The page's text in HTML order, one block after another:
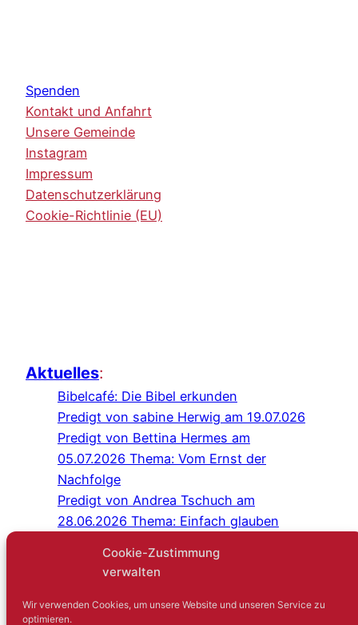
Cookie-Zustimmung
verwalten
Wir verwenden Cookies, um unsere Website und unseren Service zu
optimieren.
Spenden
Kontakt und Anfahrt
Unsere Gemeinde
Instagram
Impressum
Datenschutzerklärung
Cookie-Richtlinie (EU)
Aktuelles:
Bibelcafé: Die Bibel erkunden
Predigt von sabine Herwig am 19.07.026
Predigt von Bettina Hermes am
05.07.2026 Thema: Vom Ernst der
Nachfolge
Predigt von Andrea Tschuch am
28.06.2026 Thema: Einfach glauben
Predigt von Sabine Herwig am
Gottesdienst im Schlosshof Lüntenbeck